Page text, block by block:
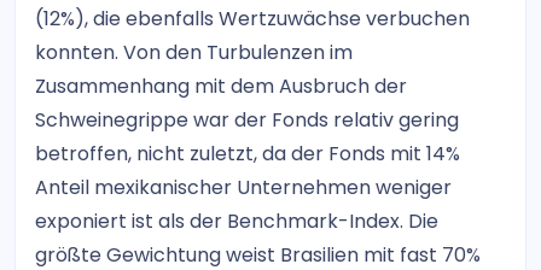
(12%), die ebenfalls Wertzuwächse verbuchen
konnten. Von den Turbulenzen im
Zusammenhang mit dem Ausbruch der
Schweinegrippe war der Fonds relativ gering
betroffen, nicht zuletzt, da der Fonds mit 14%
Anteil mexikanischer Unternehmen weniger
exponiert ist als der Benchmark-Index. Die
größte Gewichtung weist Brasilien mit fast 70%